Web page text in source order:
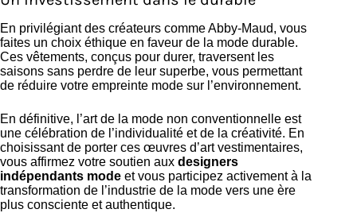
En privilégiant des créateurs comme Abby-Maud, vous
faites un choix éthique en faveur de la mode durable.
Ces vêtements, conçus pour durer, traversent les
saisons sans perdre de leur superbe, vous permettant
de réduire votre empreinte mode sur l’environnement.
En définitive, l’art de la mode non conventionnelle est
une célébration de l’individualité et de la créativité. En
choisissant de porter ces œuvres d’art vestimentaires,
vous affirmez votre soutien aux designers
indépendants mode et vous participez activement à la
transformation de l’industrie de la mode vers une ère
plus consciente et authentique.